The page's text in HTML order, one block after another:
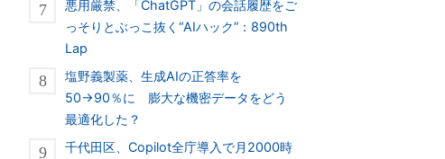
悪用厳禁、「ChatGPT」の会話履歴をご
っそりとぶっこ抜く“AIハック”：890th
Lap
塩野義製薬、生成AIの正答率を
50→90％に 膨大な機密データをどう
最適化した？
千代田区、Copilot全庁導入で月2000時